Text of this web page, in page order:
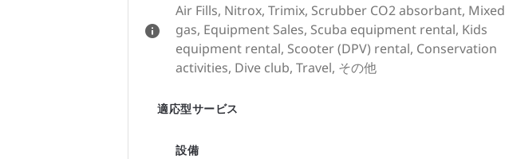
Air Fills, Nitrox, Trimix, Scrubber CO2 absorbant, Mixed
gas, Equipment Sales, Scuba equipment rental, Kids
equipment rental, Scooter (DPV) rental, Conservation
activities, Dive club, Travel, その他
適応型サービス
設備